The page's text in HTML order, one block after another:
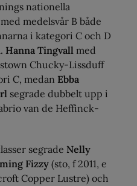
nationella
medelsvår B både
i kategori C och D
Hanna Tingvall med
Chucky-Lissduff
C, medan Ebba
segrade dubbelt upp i
van de Heffinck-
segrade Nelly
Fizzy(sto, f 2011, e
Copper Lustre) och